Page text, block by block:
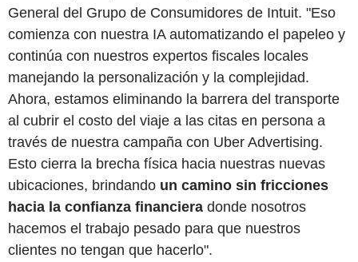
General del Grupo de Consumidores de Intuit. "Eso
comienza con nuestra IA automatizando el papeleo y
continúa con nuestros expertos fiscales locales
manejando la personalización y la complejidad.
Ahora, estamos eliminando la barrera del transporte
al cubrir el costo del viaje a las citas en persona a
través de nuestra campaña con Uber Advertising.
Esto cierra la brecha física hacia nuestras nuevas
ubicaciones, brindando un camino sin fricciones
hacia la confianza financiera donde nosotros
hacemos el trabajo pesado para que nuestros
clientes no tengan que hacerlo".